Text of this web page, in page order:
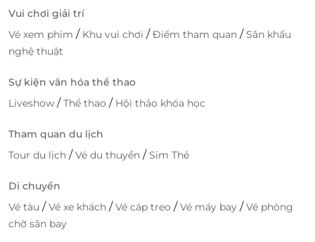
Vui chơi giải trí
Vé xem phim / Khu vui chơi /Điểm tham quan /Sân khấu
nghệ thuật
Sự kiện văn hóa thể thao
Liveshow /Thể thao / Hội thảo khóa học
Tham quan du lịch
Tour du lịch /Vé du thuyền /Sim Thẻ
Di chuyển
Vé tàu /Vé xe khách /Vé cáp treo /Vé máy bay /Vé phòng
chờ sân bay